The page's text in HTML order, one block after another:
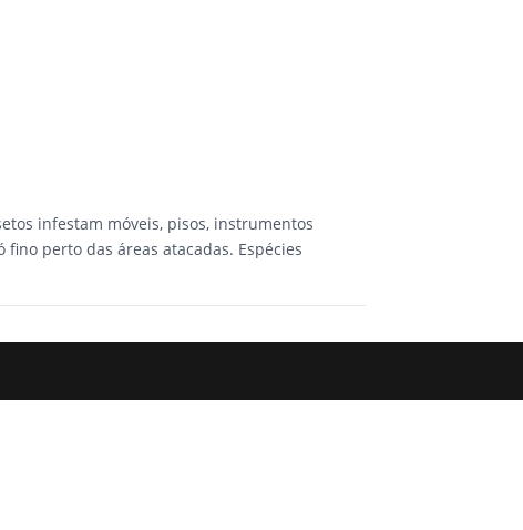
infestam móveis, pisos, instrumentos
perto das áreas atacadas. Espécies